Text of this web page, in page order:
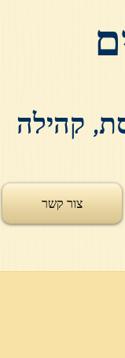
קהילה
צור קשר